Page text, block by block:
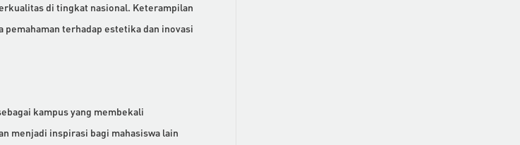
di tingkat nasional. Keterampilan
terhadap estetika dan inovasi
kampus yang membekali
menjadi inspirasi bagi mahasiswa lain